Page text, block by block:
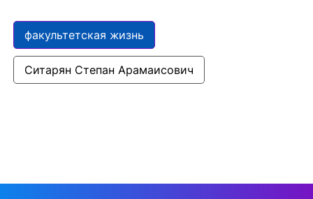
факультетская жизнь
Ситарян Степан Арамаисович